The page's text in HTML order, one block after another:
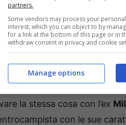
un preparatore) da diversi
intenzione di alzare
quella di rimettersi in
Il primo è
la stessa cosa con l’ex
con le sue
partners.
Some vendors may process your
interest, which you can object to by
for a link at the bottom of this page or in
withdraw consent in privacy and cookie
Manage options